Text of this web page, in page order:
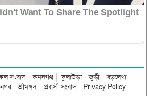
সংবাদ কমলগঞ্জ কুলাউড়া জুড়ী
বড়লেখা
শ্রীমঙ্গল প্রবাসী সংবাদ Privacy Policy